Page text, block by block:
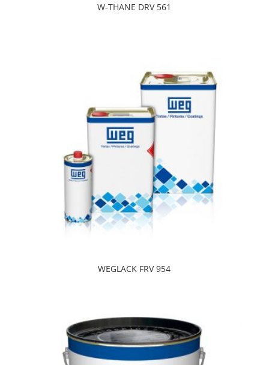
W-THANE DRV 561
WEGLACK FRV 954